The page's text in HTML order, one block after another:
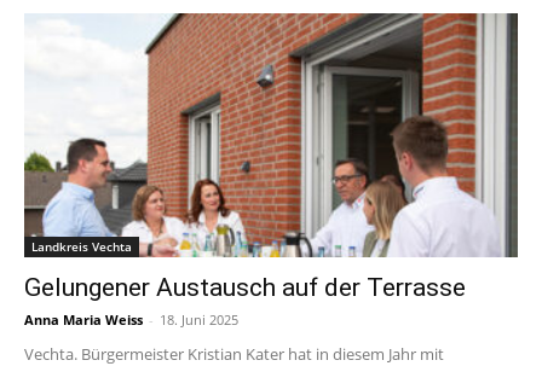
Landkreis Vechta
Gelungener Austausch auf der Terrasse
Anna Maria Weiss - 18. Juni 2025
Vechta. Bürgermeister Kristian Kater hat in diesem Jahr mit